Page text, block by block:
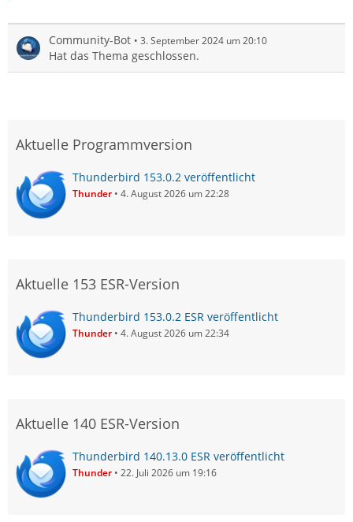
Community-Bot 3. September 2024 um 20:10
Hat das Thema geschlossen.
Aktuelle Programmversion
Thunderbird 153.0.2 veröffentlicht
Thunder 4. August 2026 um 22:28
Aktuelle 153 ESR-Version
Thunderbird 153.0.2 ESR veröffentlicht
Thunder 4. August 2026 um 22:34
Aktuelle 140 ESR-Version
Thunderbird 140.13.0 ESR veröffentlicht
Thunder 22. Juli 2026 um 19:16